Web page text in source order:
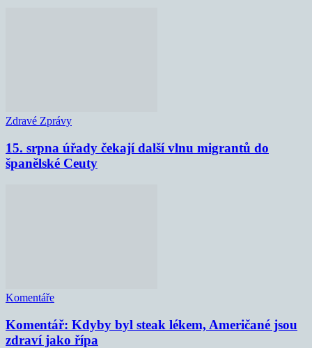
Zdravé Zprávy
15. srpna úřady čekají další vlnu migrantů do
španělské Ceuty
Komentáře
Komentář: Kdyby byl steak lékem, Američané jsou
zdraví jako řípa